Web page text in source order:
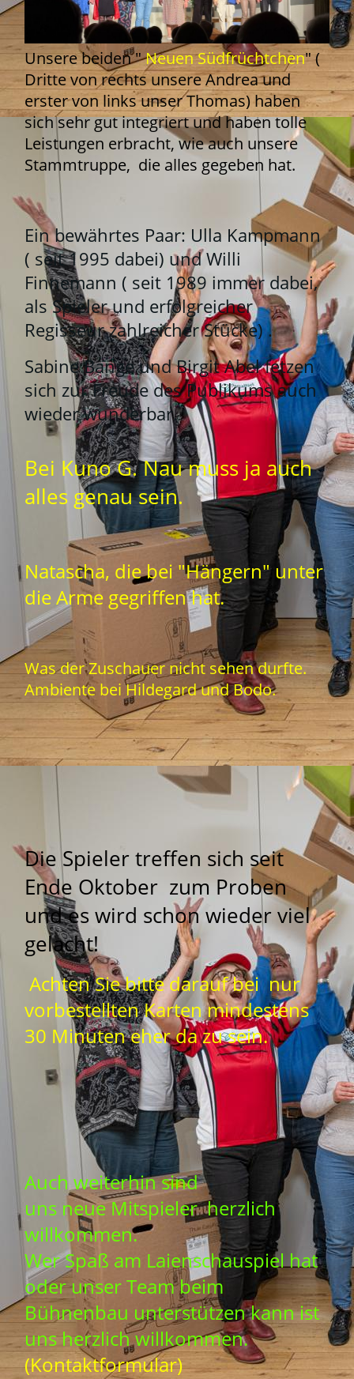
Unsere beiden "Neuen Südfrüchtchen" (
Dritte von rechts unsere Andrea und
erster von links unser Thomas) haben
sich sehr gut integriert und haben tolle
Leistungen erbracht, wie auch unsere
Stammtruppe, die alles gegeben hat.
Ein bewährtes Paar: Ulla Kampmann
( seit 1995 dabei) und Willi
Finnemann ( seit 1989 immer dabei,
als Spieler und erfolgreicher
Regisseur zahlreicher Stücke) .
Sabine Bange und Birgit Abel fetzen
sich zur Freude des Publikums auch
wieder wunderbar.
Bei Kuno G. Nau muss ja auch
alles genau sein.
Natascha, die bei "Hängern" unter
die Arme gegriffen hat.
Was der Zuschauer nicht sehen durfte.
Ambiente bei Hildegard und Bodo.
Die Spieler treffen sich seit
Ende Oktober zum Proben
und es wird schon wieder viel
gelacht!
Achten Sie bitte darauf bei nur
vorbestellten Karten mindestens
30 Minuten eher da zu sein.
Auch weiterhin sind
uns neue Mitspieler herzlich
willkommen.
Wer Spaß am Laienschauspiel hat
oder unser Team beim
Bühnenbau unterstützen kann ist
uns herzlich willkommen.
(Kontaktformular)